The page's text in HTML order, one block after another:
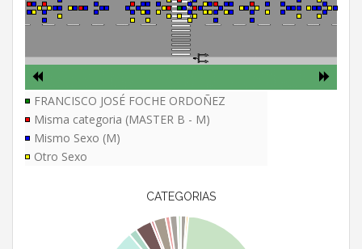
FRANCISCO JOSÉ FOCHE ORDOÑEZ
Misma categoria (MASTER B - M)
Mismo Sexo (M)
Otro Sexo
CATEGORIAS